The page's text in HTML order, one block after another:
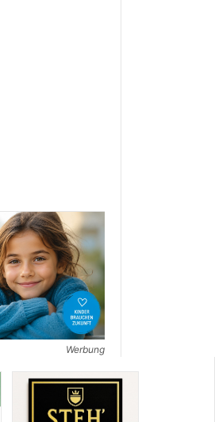
Werbung